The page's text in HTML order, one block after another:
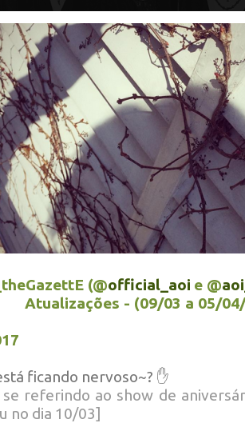
(@official_aoi e @
Atualizações - (09/03 a 05/
ficando nervoso~? ✋
se referindo ao show de
no dia 10/03]